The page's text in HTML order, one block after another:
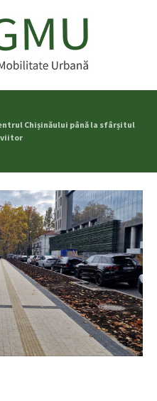
Chișinăului până la sfârșitul
viitor